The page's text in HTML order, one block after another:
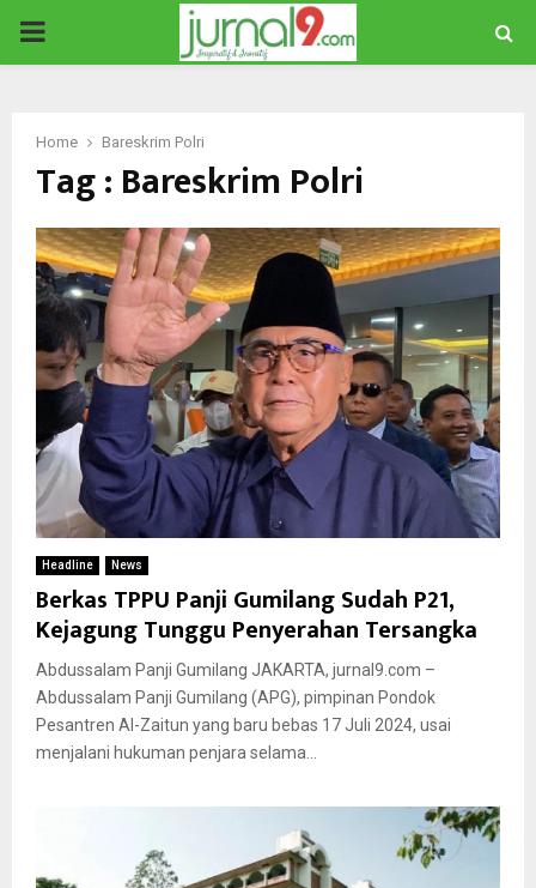
PRIMARY
Home Bareskrim Polri
Tag : Bareskrim Polri
Headline News
Berkas TPPU Panji Gumilang Sudah P21,
Kejagung Tunggu Penyerahan Tersangka
Abdussalam Panji Gumilang JAKARTA, jurnal9.com –
Abdussalam Panji Gumilang (APG), pimpinan Pondok
Pesantren Al-Zaitun yang baru bebas 17 Juli 2024, usai
menjalani hukuman penjara selama...